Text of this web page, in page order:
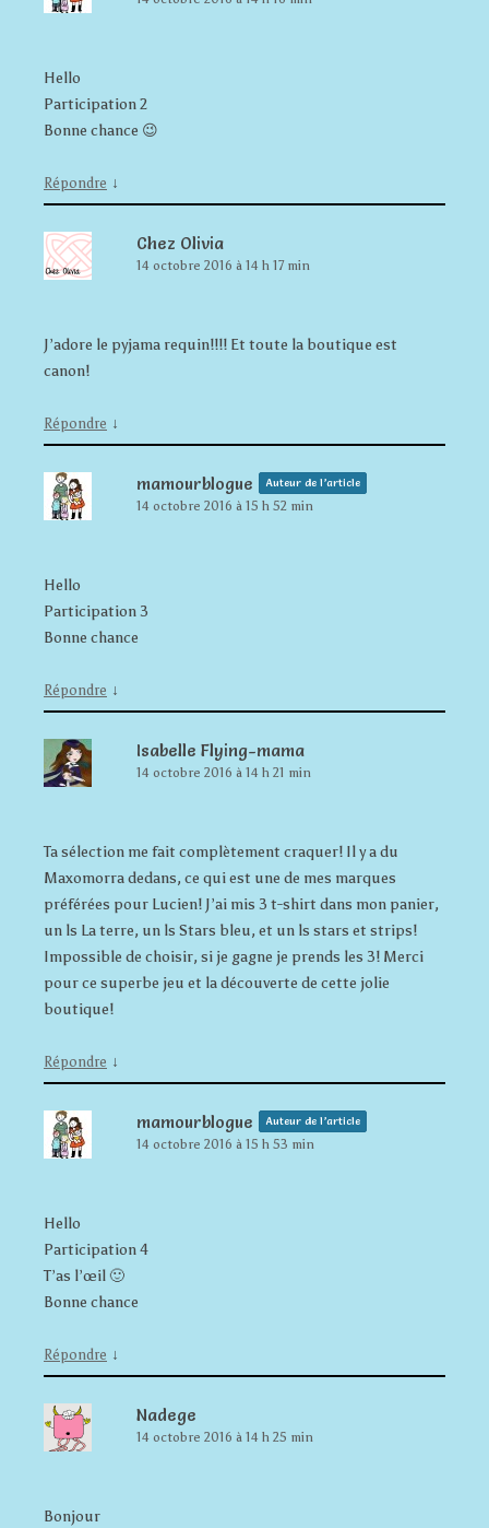
Hello
Participation 2
Bonne chance 😉
Répondre ↓
Chez Olivia
14 octobre 2016 à 14 h 17 min
J’adore le pyjama requin!!!! Et toute la boutique est
canon!
Répondre ↓
mamourblogue Auteur de l’article
14 octobre 2016 à 15 h 52 min
Hello
Participation 3
Bonne chance
Répondre ↓
Isabelle Flying-mama
14 octobre 2016 à 14 h 21 min
Ta sélection me fait complètement craquer! Il y a du
Maxomorra dedans, ce qui est une de mes marques
préférées pour Lucien! J’ai mis 3 t-shirt dans mon panier,
un ls La terre, un ls Stars bleu, et un ls stars et strips!
Impossible de choisir, si je gagne je prends les 3! Merci
pour ce superbe jeu et la découverte de cette jolie
boutique!
Répondre ↓
mamourblogue Auteur de l’article
14 octobre 2016 à 15 h 53 min
Hello
Participation 4
T’as l’œil 🙂
Bonne chance
Répondre ↓
Nadege
14 octobre 2016 à 14 h 25 min
Bonjour